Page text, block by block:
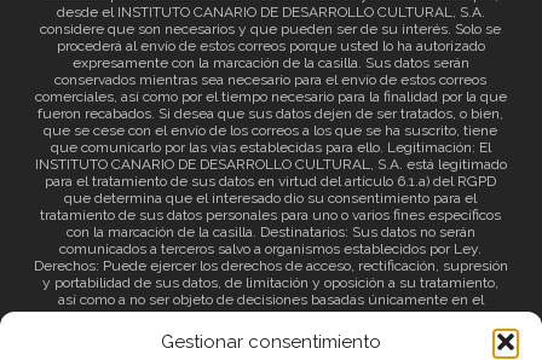
Gestionar consentimiento
desde el INSTITUTO CANARIO DE DESARROLLO CULTURAL, S.A.
considere que son necesarios y que pueden ser de su interés. Solo se
procederá al envío de estos correos porque usted lo ha autorizado
expresamente con la marcación de la casilla. Sus datos serán
conservados mientras sea necesario para el envío de estos correos
comerciales, así como por el tiempo necesario para la finalidad por la que
fueron recabados. Si desea que sus datos dejen de ser tratados, o bien,
que se cese con el envío de los correos a los que se ha suscrito, tiene
que comunicarlo por las vías establecidas para ello. Legitimación: El
INSTITUTO CANARIO DE DESARROLLO CULTURAL, S.A. está legitimado
para el tratamiento de sus datos en virtud del artículo 6.1.a) del RGPD
que determina que el interesado dio su consentimiento para el
tratamiento de sus datos personales para uno o varios fines específicos
con la marcación de la casilla. Destinatarios: Sus datos no serán
comunicados a terceros salvo a organismos establecidos por Ley.
Derechos: Puede ejercer los derechos de acceso, rectificación, supresión
y portabilidad de sus datos, de limitación y oposición a su tratamiento,
así como a no ser objeto de decisiones basadas únicamente en el
tratamiento automatizado de sus datos y revocar el consentimiento
prestado. Información adicional: Puede consultar la información adicional
a través del siguienteenlace.